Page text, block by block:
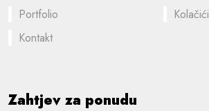
Portfolio
Kontakt
Kolačići
Zahtjev za ponudu